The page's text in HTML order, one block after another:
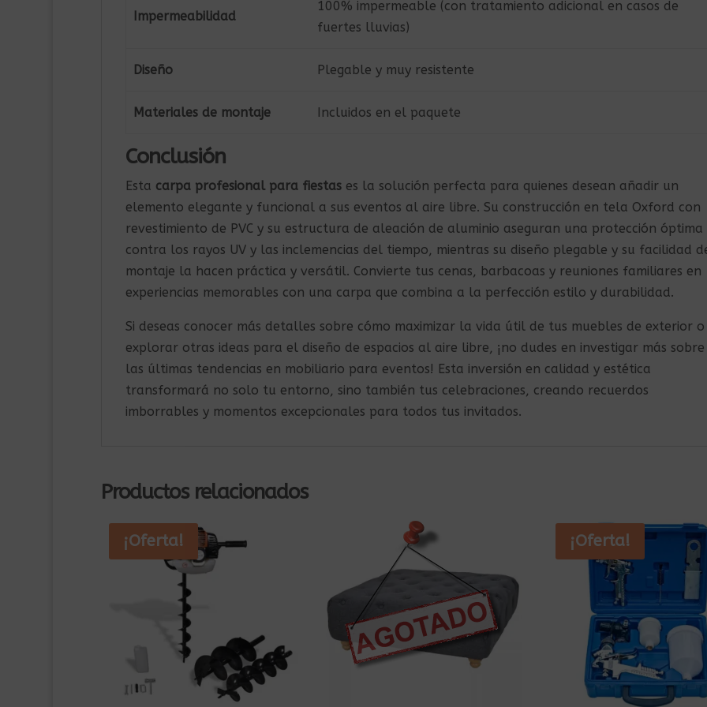
Impermeabilidad
100% impermeable (con tratamiento adicional en casos de
fuertes lluvias)
Diseño Plegable y muy resistente
Materiales de montaje Incluidos en el paquete
Conclusión
Esta carpa profesional para fiestases la solución perfecta para quienes desean añadir un
elemento elegante y funcional a sus eventos al aire libre. Su construcción en tela Oxford con
revestimiento de PVC y su estructura de aleación de aluminio aseguran una protección óptima
contra los rayos UV y las inclemencias del tiempo, mientras su diseño plegable y su facilidad
montaje la hacen práctica y versátil. Convierte tus cenas, barbacoas y reuniones familiares en
experiencias memorables con una carpa que combina a la perfección estilo y durabilidad.
Si deseas conocer más detalles sobre cómo maximizar la vida útil de tus muebles de exterior o
explorar otras ideas para el diseño de espacios al aire libre, ¡no dudes en investigar más sobre
las últimas tendencias en mobiliario para eventos! Esta inversión en calidad y estética
transformará no solo tu entorno, sino también tus celebraciones, creando recuerdos
imborrables y momentos excepcionales para todos tus invitados.
Productos relacionados
¡Oferta! ¡Oferta!